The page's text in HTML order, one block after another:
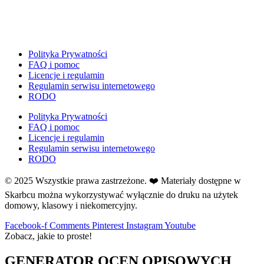
Język Angielski
Kalendarz
Kalendarz adwentowy
Kalendarze i planery
Karnawał
Kartki do odbijania
Karty Pracy
Kolorowanki
↳ Kolorowanki XXL
Kosmos
Polityka Prywatności
FAQ i pomoc
Licencje i regulamin
Regulamin serwisu internetowego
RODO
Polityka Prywatności
FAQ i pomoc
Licencje i regulamin
Regulamin serwisu internetowego
RODO
© 2025 Wszystkie prawa zastrzeżone. ❤️ Materiały dostępne w
Skarbcu można wykorzystywać wyłącznie do druku na użytek
domowy, klasowy i niekomercyjny.
Facebook-f Comments Pinterest InstagramYoutube
Zobacz, jakie to proste!